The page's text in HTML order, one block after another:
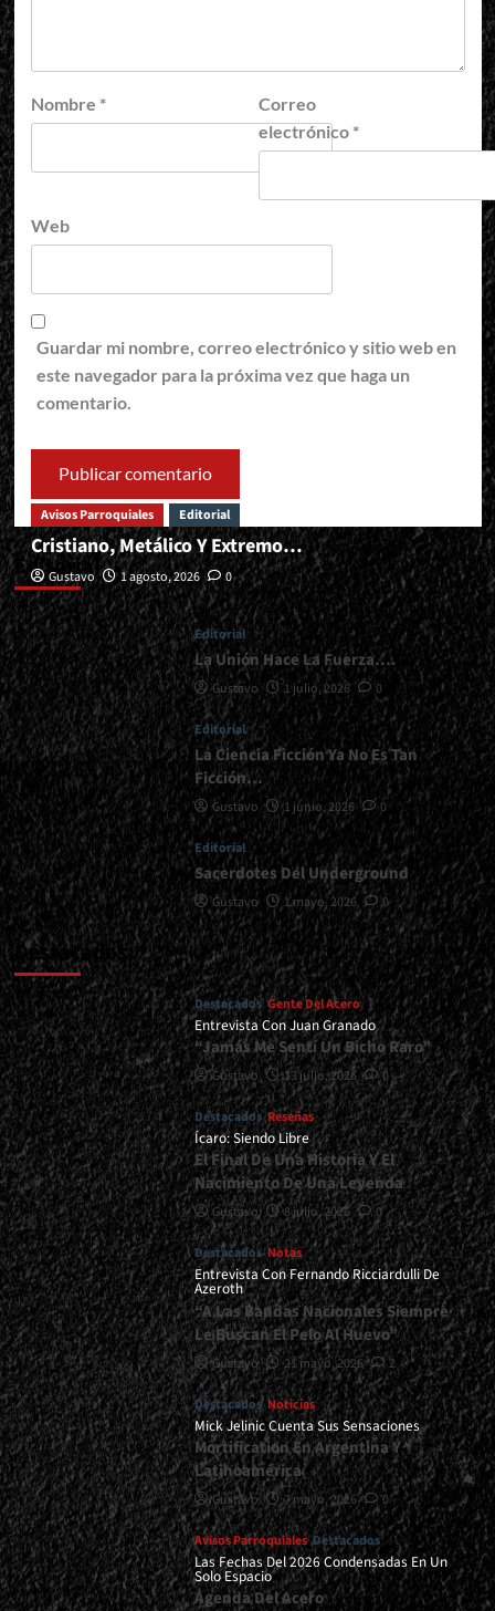
Nombre *
Correo
electrónico *
Web
Guardar mi nombre, correo electrónico y sitio web en
este navegador para la próxima vez que haga un
comentario.
Editorial
Avisos Parroquiales Editorial
Cristiano, Metálico Y Extremo…
Gustavo 1 agosto, 2026 0
Editorial
La Unión Hace La Fuerza….
Gustavo 1 julio, 2026 0
Editorial
La Ciencia Ficción Ya No Es Tan
Ficción…
Gustavo 1 junio, 2026 0
Editorial
Sacerdotes Del Underground
Gustavo 1 mayo, 2026 0
Destacados
Destacados Gente Del Acero
Entrevista Con Juan Granado
“Jamás Me Sentí Un Bicho Raro”
Gustavo 13 julio, 2026 0
Destacados Reseñas
Ícaro: Siendo Libre
El Final De Una Historia Y El
Nacimiento De Una Leyenda
Gustavo 8 julio, 2026 0
Destacados Notas
Entrevista Con Fernando Ricciardulli De
Azeroth
“A Las Bandas Nacionales Siempre
Le Buscan El Pelo Al Huevo”
Gustavo 21 mayo, 2026 2
Destacados Noticias
Mick Jelinic Cuenta Sus Sensaciones
Mortification En Argentina Y
Latinoamérica
Gustavo 7 mayo, 2026 0
Avisos Parroquiales Destacados
Las Fechas Del 2026 Condensadas En Un
Solo Espacio
Agenda Del Acero